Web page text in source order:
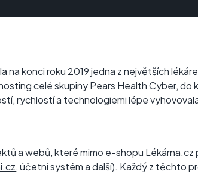
na konci roku 2019 jedna z největších
celé skupiny Pears Health Cyber, do
rychlostí a technologiemi lépe
a webů, které mimo e-shopu Lékárna.cz
, účetní systém a další). Každý z těchto